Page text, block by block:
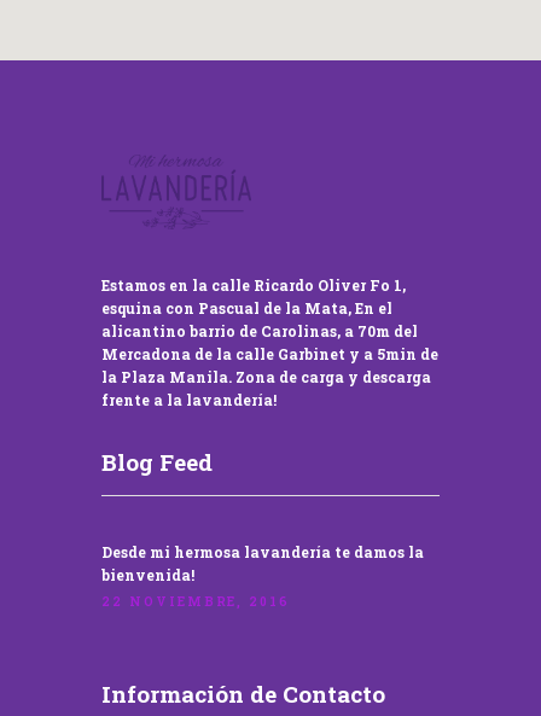
Estamos en la calle Ricardo Oliver Fo 1,
esquina con Pascual de la Mata, En el
alicantino barrio de Carolinas, a 70m del
Mercadona de la calle Garbinet y a 5min de
la Plaza Manila. Zona de carga y descarga
frente a la lavandería!
Blog Feed
Desde mi hermosa lavandería te damos la
bienvenida!
22 NOVIEMBRE, 2016
Información de Contacto